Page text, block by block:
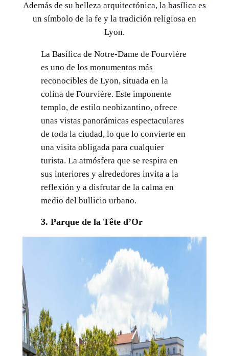
Además de su belleza arquitectónica, la basílica es
un símbolo de la fe y la tradición religiosa en
Lyon.
La Basílica de Notre-Dame de Fourvière
es uno de los monumentos más
reconocibles de Lyon, situada en la
colina de Fourvière. Este imponente
templo, de estilo neobizantino, ofrece
unas vistas panorámicas espectaculares
de toda la ciudad, lo que lo convierte en
una visita obligada para cualquier
turista. La atmósfera que se respira en
sus interiores y alrededores invita a la
reflexión y a disfrutar de la calma en
medio del bullicio urbano.
3. Parque de la Tête d’Or